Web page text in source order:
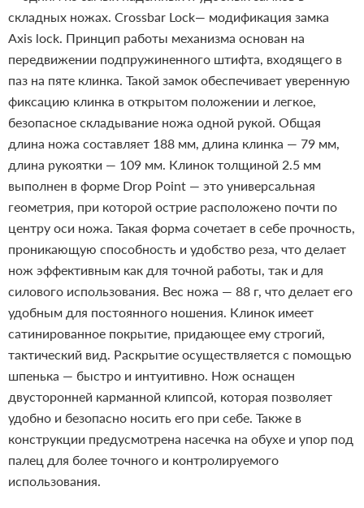
складных ножах. Crossbar Lock— модификация замка
Axis lock. Принцип работы механизма основан на
передвижении подпружиненного штифта, входящего в
паз на пяте клинка. Такой замок обеспечивает уверенную
фиксацию клинка в открытом положении и легкое,
безопасное складывание ножа одной рукой. Общая
длина ножа составляет 188 мм, длина клинка — 79 мм,
длина рукоятки — 109 мм. Клинок толщиной 2.5 мм
выполнен в форме Drop Point — это универсальная
геометрия, при которой острие расположено почти по
центру оси ножа. Такая форма сочетает в себе прочность,
проникающую способность и удобство реза, что делает
нож эффективным как для точной работы, так и для
силового использования. Вес ножа — 88 г, что делает его
удобным для постоянного ношения. Клинок имеет
сатинированное покрытие, придающее ему строгий,
тактический вид. Раскрытие осуществляется с помощью
шпенька — быстро и интуитивно. Нож оснащен
двусторонней карманной клипсой, которая позволяет
удобно и безопасно носить его при себе. Также в
конструкции предусмотрена насечка на обухе и упор под
палец для более точного и контролируемого
использования.